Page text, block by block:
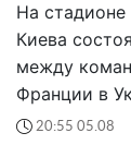
На
Киева
между
Франции в
20:55 05.08